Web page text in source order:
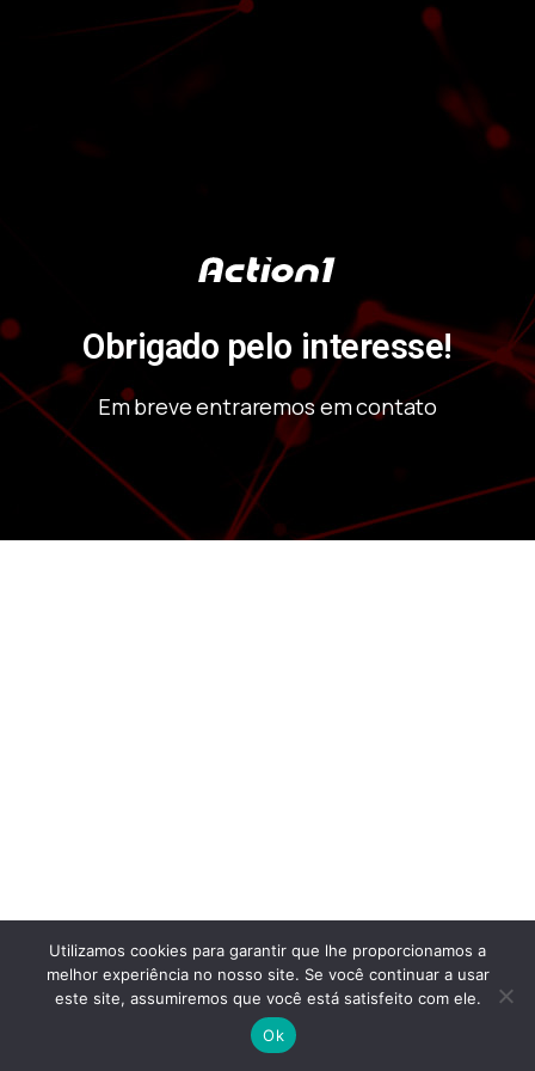
Obrigado pelo interesse!
Em breve entraremos em contato
Utilizamos cookies para garantir que lhe proporcionamos a
melhor experiência no nosso site. Se você continuar a usar
este site, assumiremos que você está satisfeito com ele.
Ok